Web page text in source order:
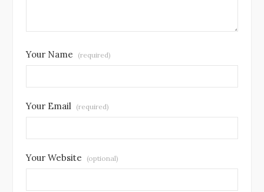
Your Name (required)
Your Email (required)
Your Website (optional)